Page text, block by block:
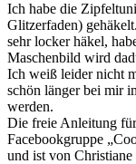
Ich habe die
Glitzerfaden)
sehr locker häkel,
Maschenbild wird
Ich weiß leider nicht
schön länger bei mir
werden.
Die freie Anleitung
Facebookgruppe
und ist von Christiane